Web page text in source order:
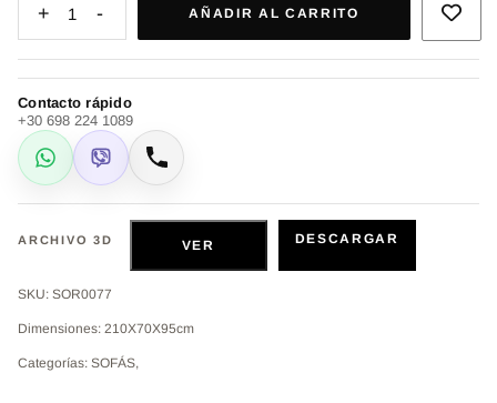
+ 1 - AÑADIR AL CARRITO
Contacto rápido
+30 698 224 1089
WhatsApp
Viber Llamar
ARCHIVO 3D VER DESCARGAR
SKU: SOR0077
Dimensiones: 210Χ70Χ95cm
Categorías: SOFÁS,